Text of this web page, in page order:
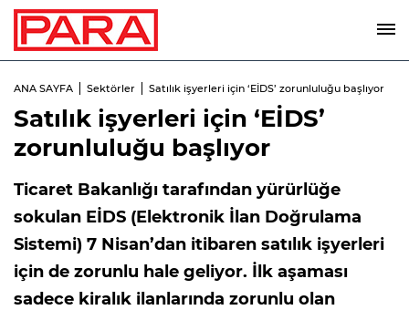
ANA SAYFA Sektörler Satılık işyerleri için ‘EİDS’ zorunluluğu başlıyor
Satılık işyerleri için ‘EİDS’
zorunluluğu başlıyor
Ticaret Bakanlığı tarafından yürürlüğe
sokulan EİDS (Elektronik İlan Doğrulama
Sistemi) 7 Nisan’dan itibaren satılık işyerleri
için de zorunlu hale geliyor. İlk aşaması
sadece kiralık ilanlarında zorunlu olan